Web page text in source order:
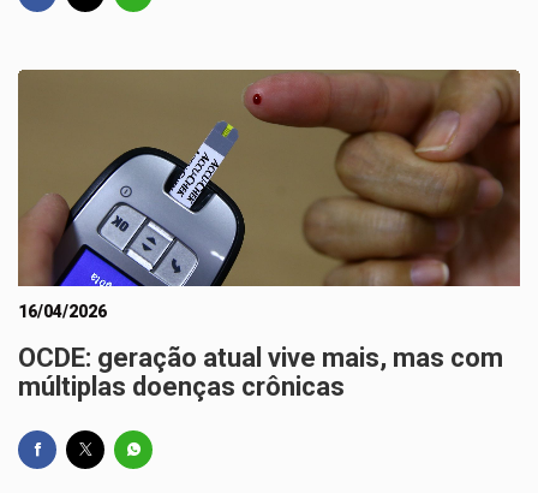
16/04/2026
OCDE: geração atual vive mais, mas com
múltiplas doenças crônicas